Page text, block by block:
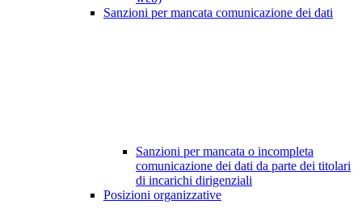
Sanzioni per mancata comunicazione dei dati
Sanzioni per mancata o incompleta
comunicazione dei dati da parte dei titolari
di incarichi dirigenziali
Posizioni organizzative